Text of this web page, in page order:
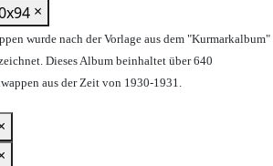
×
wurde nach der Vorlage aus dem "Kurmarkalbum"
Dieses Album beinhaltet über 640
aus der Zeit von 1930-1931.